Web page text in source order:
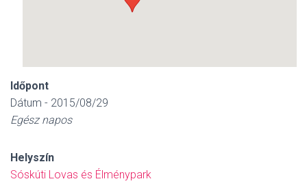
Időpont
Dátum - 2015/08/29
Egész napos
Helyszín
Sóskúti Lovas és Élménypark